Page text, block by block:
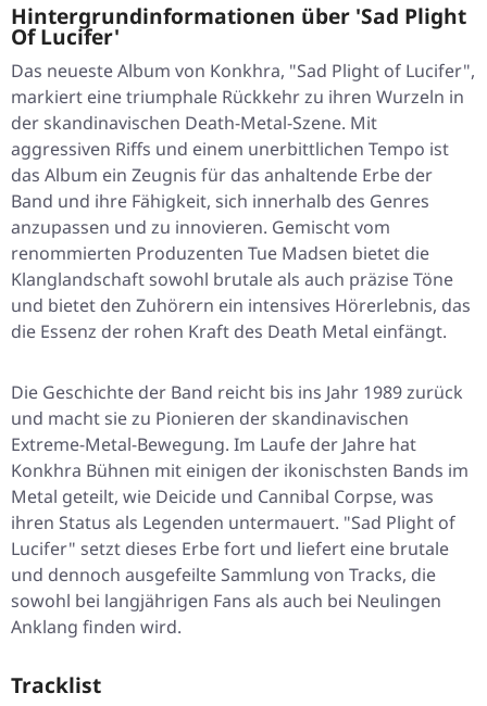
Hintergrundinformationen über 'Sad Plight
Of Lucifer'
Das neueste Album von Konkhra, "Sad Plight of Lucifer",
markiert eine triumphale Rückkehr zu ihren Wurzeln in
der skandinavischen Death-Metal-Szene. Mit
aggressiven Riffs und einem unerbittlichen Tempo ist
das Album ein Zeugnis für das anhaltende Erbe der
Band und ihre Fähigkeit, sich innerhalb des Genres
anzupassen und zu innovieren. Gemischt vom
renommierten Produzenten Tue Madsen bietet die
Klanglandschaft sowohl brutale als auch präzise Töne
und bietet den Zuhörern ein intensives Hörerlebnis, das
die Essenz der rohen Kraft des Death Metal einfängt.
Die Geschichte der Band reicht bis ins Jahr 1989 zurück
und macht sie zu Pionieren der skandinavischen
Extreme-Metal-Bewegung. Im Laufe der Jahre hat
Konkhra Bühnen mit einigen der ikonischsten Bands im
Metal geteilt, wie Deicide und Cannibal Corpse, was
ihren Status als Legenden untermauert. "Sad Plight of
Lucifer" setzt dieses Erbe fort und liefert eine brutale
und dennoch ausgefeilte Sammlung von Tracks, die
sowohl bei langjährigen Fans als auch bei Neulingen
Anklang finden wird.
Tracklist